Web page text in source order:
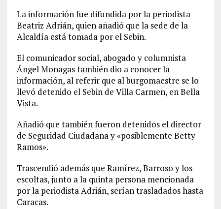
La información fue difundida por la periodista
Beatriz Adrián, quien añadió que la sede de la
Alcaldía está tomada por el Sebin.
El comunicador social, abogado y columnista
Ángel Monagas también dio a conocer la
información, al referir que al burgomaestre se lo
llevó detenido el Sebin de Villa Carmen, en Bella
Vista.
Añadió que también fueron detenidos el director
de Seguridad Ciudadana y «posiblemente Betty
Ramos».
Trascendió además que Ramírez, Barroso y los
escoltas, junto a la quinta persona mencionada
por la periodista Adrián, serían trasladados hasta
Caracas.